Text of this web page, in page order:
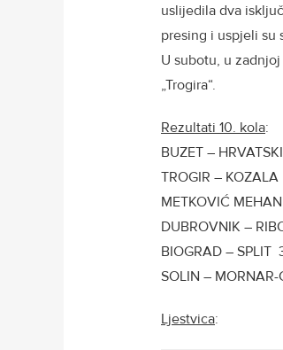
uslijedila dva
presing i uspjeli su
U subotu, u
„Trogira“.
Rezultati 10. kola:
BUZET –
TROGIR –
METKOVIĆ
DUBROVNIK –
BIOGRAD – SPLIT
SOLIN –
Ljestvica: